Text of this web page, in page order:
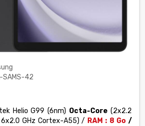
SAMS-42
Helio G99 (6nm) Octa-Core (2x2.2
GHz Cortex-A55) / RAM : 8 Go /